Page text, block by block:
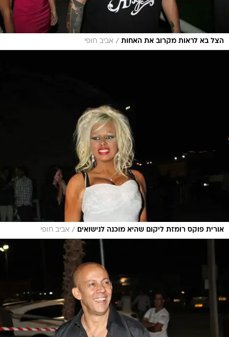
הצל בא לראות מקרוב את האחות / אביב חופי
אורית פוקס רומזת ליקום שהיא מוכנה לנישואים / אביב חופי